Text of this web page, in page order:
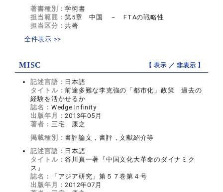
著書種別：学術書
担当範囲：第5章 中国 － FTAの戦略性
担当区分：共著
全件表示 >>
MISC 【 表示 ／非表示 】
記述言語： 日本語
タイトル：前途多難な李克強の「都市化」政策 過去の
経験を活かせるか
誌名： Wedge Infinity
出版年月：2013年05月
著者： 三宅 康之
掲載種別：書評論文，書評，文献紹介等
記述言語： 日本語
タイトル：谷川真一著『中国文化大革命のダイナミク
ス』
誌名：
「アジア研究」第５７巻第４号
出版年月：2012年07月